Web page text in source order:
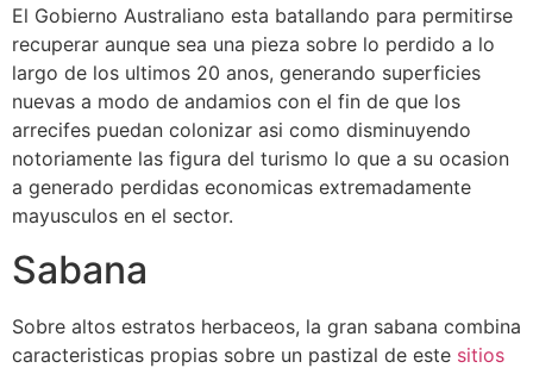
El Gobierno Australiano esta batallando para permitirse
recuperar aunque sea una pieza sobre lo perdido a lo
largo de los ultimos 20 anos, generando superficies
nuevas a modo de andamios con el fin de que los
arrecifes puedan colonizar asi­ como disminuyendo
notoriamente las figura del turismo lo que a su ocasion
a generado perdidas economicas extremadamente
mayusculos en el sector.
Sabana
Sobre altos estratos herbaceos, la gran sabana combina
caracteristicas propias sobre un pastizal de este sitios